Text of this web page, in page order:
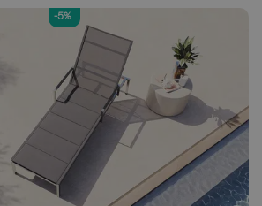
-5%